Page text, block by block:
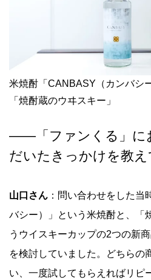
米焼酎「CANBASY（カンバシ
「焼酎蔵のウヰスキー」
―― 「ファンくる」
だいたきっかけを教え
山口さん ：問い合わせをした
バシー）」という米焼酎と、「
うウイスキーカップの2つの新
を検討していました。どちらの
い、一度試してもらえればリピ